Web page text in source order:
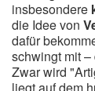
insbesondere
die Idee von
dafür
schwingt mit
Zwar wird